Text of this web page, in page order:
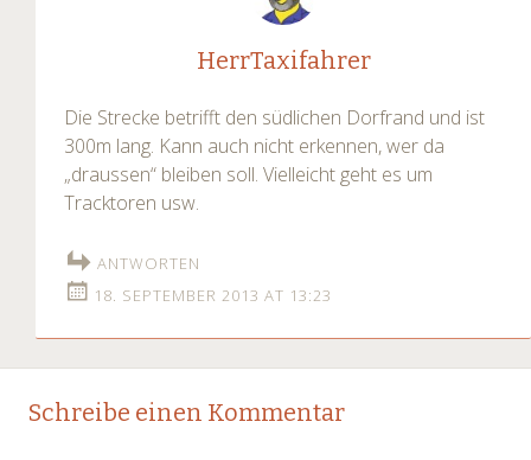
HerrTaxifahrer
Die Strecke betrifft den südlichen Dorfrand und ist
300m lang. Kann auch nicht erkennen, wer da
„draussen“ bleiben soll. Vielleicht geht es um
Tracktoren usw.
ANTWORTEN
18. SEPTEMBER 2013 AT 13:23
Schreibe einen Kommentar